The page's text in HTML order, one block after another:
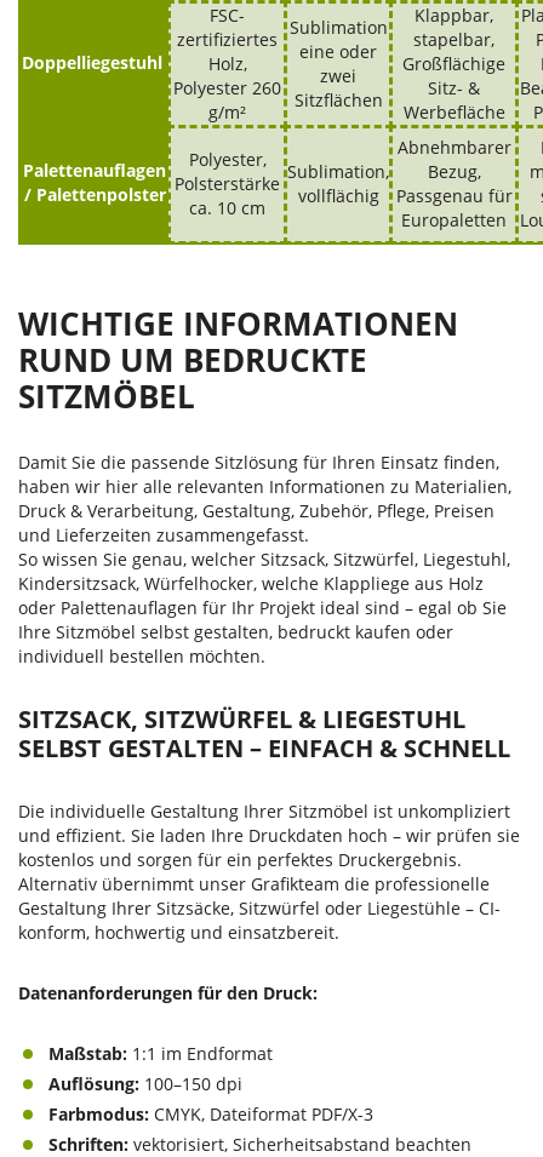
Doppelliegestuhl
FSC-
zertifiziertes
Holz,
Polyester 260
g/m²
Sublimation
eine oder
zwei
Sitzflächen
Klappbar,
stapelbar,
Großflächige
Sitz- &
Werbefläche
Palettenauflagen
/ Palettenpolster
Polyester,
Polsterstärke
ca. 10 cm
Sublimation,
vollflächig
Abnehmbarer
Bezug,
Passgenau für
Europaletten
WICHTIGE INFORMATIONEN
RUND UM BEDRUCKTE
SITZMÖBEL
Damit Sie die passende Sitzlösung für Ihren Einsatz finden,
haben wir hier alle relevanten Informationen zu Materialien,
Druck & Verarbeitung, Gestaltung, Zubehör, Pflege, Preisen
und Lieferzeiten zusammengefasst.
So wissen Sie genau, welcher Sitzsack, Sitzwürfel, Liegestuhl,
Kindersitzsack, Würfelhocker, welche Klappliege aus Holz
oder Palettenauflagen für Ihr Projekt ideal sind – egal ob Sie
Ihre Sitzmöbel selbst gestalten, bedruckt kaufen oder
individuell bestellen möchten.
SITZSACK, SITZWÜRFEL & LIEGESTUHL
SELBST GESTALTEN – EINFACH & SCHNELL
Die individuelle Gestaltung Ihrer Sitzmöbel ist unkompliziert
und effizient. Sie laden Ihre Druckdaten hoch – wir prüfen sie
kostenlos und sorgen für ein perfektes Druckergebnis.
Alternativ übernimmt unser Grafikteam die professionelle
Gestaltung Ihrer Sitzsäcke, Sitzwürfel oder Liegestühle – CI-
konform, hochwertig und einsatzbereit.
Datenanforderungen für den Druck:
Maßstab: 1:1 im Endformat
Auflösung: 100–150 dpi
Farbmodus: CMYK, Dateiformat PDF/X-3
Schriften: vektorisiert, Sicherheitsabstand beachten